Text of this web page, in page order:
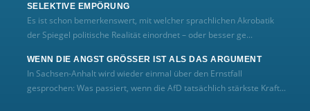
SELEKTIVE EMPÖRUNG
Es ist schon bemerkenswert, mit welcher sprachlichen Akrobatik
der Spiegel politische Realität einordnet – oder besser ge...
WENN DIE ANGST GRÖSSER IST ALS DAS ARGUMENT
In Sachsen-Anhalt wird wieder einmal über den Ernstfall
gesprochen: Was passiert, wenn die AfD tatsächlich stärkste Kraft...